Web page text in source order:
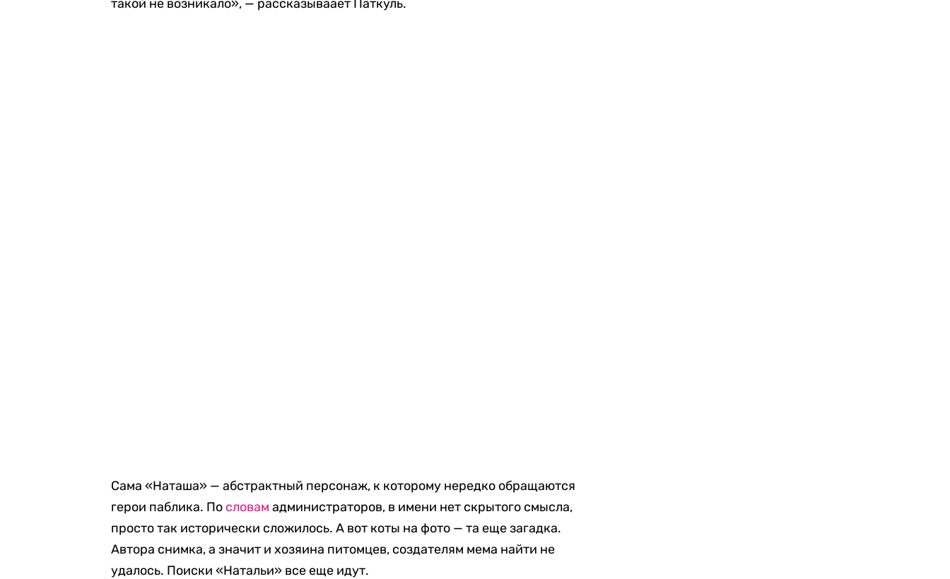
такой не возникало», — рассказываает Паткуль.
Сама «Наташа» — абстрактный персонаж, к которому нередко обращаются
герои паблика. По словам администраторов, в имени нет скрытого смысла,
просто так исторически сложилось. А вот коты на фото — та еще загадка.
Автора снимка, а значит и хозяина питомцев, создателям мема найти не
удалось. Поиски «Натальи» все еще идут.